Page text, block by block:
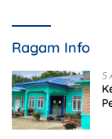
Ragam Info
5